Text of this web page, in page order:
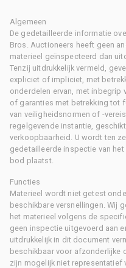
Algemeen
De gedetailleerde informatie
Bros. Auctioneers heeft geen
materieel geïnspecteerd dan
Tenzij uitdrukkelijk vermeld,
expliciet of impliciet, met
onderdelen ervan, met inbegrip
of garanties met betrekking tot
van veiligheidsnormen of -
regelgevende instantie,
verkoopbaarheid. U wordt ten
gedetailleerde inspectie van
bod plaatst.
Functies
Materieel wordt niet getest
beschikbare versnellingen. Wij
het materieel volgens de
geen inspectie uitgevoerd aan
uitdrukkelijk in dit document
beschikbaar voor afzonderlijke
zijn mogelijk niet representatief